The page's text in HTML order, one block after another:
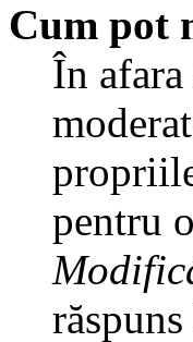
Cum pot
În
pentru